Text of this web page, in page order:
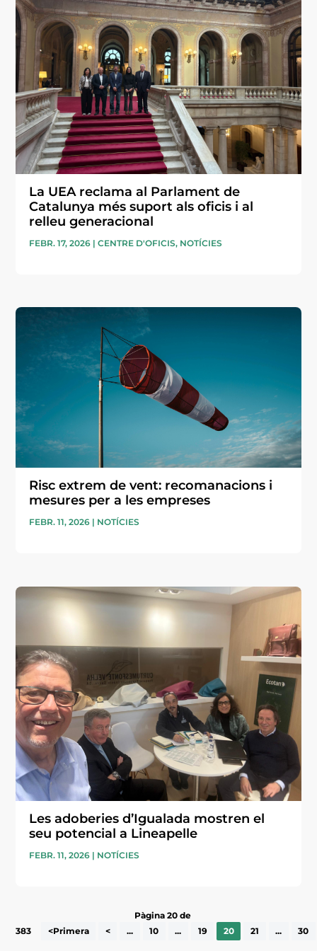
La UEA reclama al Parlament de
Catalunya més suport als oficis i al
relleu generacional
FEBR. 17, 2026 |CENTRE D'OFICIS, NOTÍCIES
Risc extrem de vent: recomanacions i
mesures per a les empreses
FEBR. 11, 2026 | NOTÍCIES
Les adoberies d’Igualada mostren el
seu potencial a Lineapelle
FEBR. 11, 2026 | NOTÍCIES
Pàgina 20 de
383
<Primera < ... 10 ... 19 20 21 ... 30